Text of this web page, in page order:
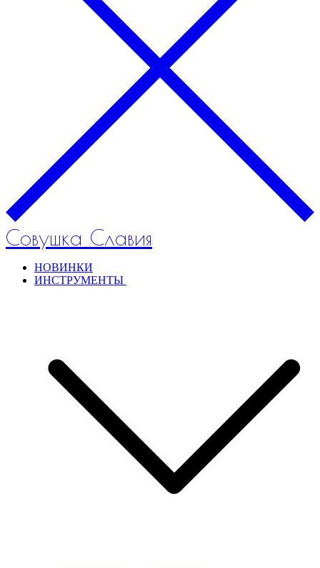
Совушка Славия
НОВИНКИ
ИНСТРУМЕНТЫ